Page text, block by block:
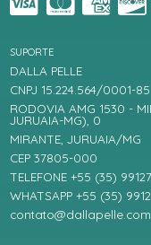
SUPORTE
DALLA PELLE
CNPJ 15.224.564/0001-85
RODOVIA AMG 1530 -
JURUAIA-MG), 0
MIRANTE, JURUAIA/MG
CEP 37805-000
TELEFONE +55 (35)
WHATSAPP +55 (35)